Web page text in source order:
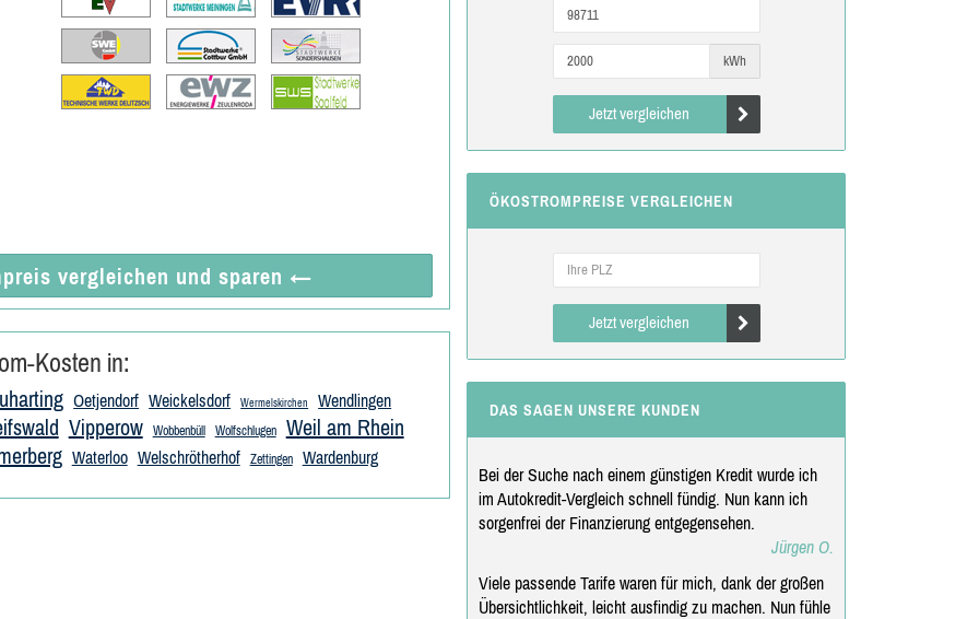
vergleichen und sparen ←
Kosten in:
Oetjendorf Weickelsdorf Wermelskirchen Wendlingen
Vipperow Wobbenbüll Wolfschlugen
Weil am Rhein
Waterloo Welschrötherhof Zettingen Wardenburg
kWh
Jetzt vergleichen
ÖKOSTROMPREISE VERGLEICHEN
Jetzt vergleichen
DAS SAGEN UNSERE KUNDEN
Bei der Suche nach einem günstigen Kredit wurde ich
im Autokredit-Vergleich schnell fündig. Nun kann ich
sorgenfrei der Finanzierung entgegensehen.
Jürgen O.
Viele passende Tarife waren für mich, dank der großen
Übersichtlichkeit, leicht ausfindig zu machen. Nun fühle